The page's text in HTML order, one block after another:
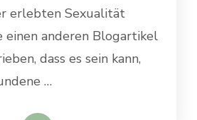
erlebten Sexualität
einen anderen Blogartikel
dass es sein kann,
…